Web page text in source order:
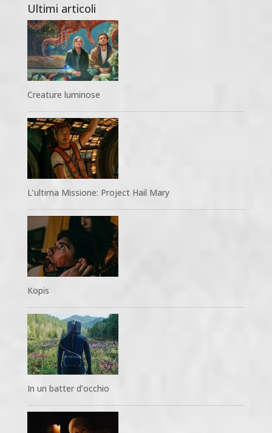
Ultimi articoli
Creature luminose
L’ultima Missione: Project Hail Mary
Kopis
In un batter d’occhio